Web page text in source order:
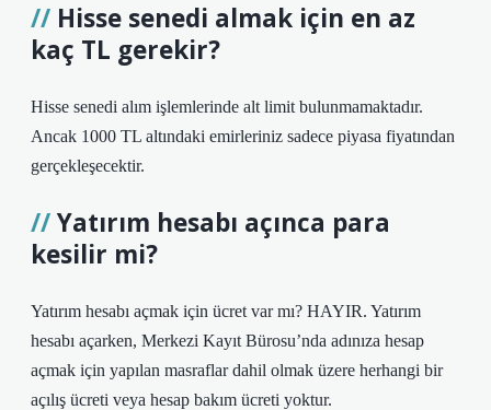
Hisse senedi almak için en az
kaç TL gerekir?
Hisse senedi alım işlemlerinde alt limit bulunmamaktadır.
Ancak 1000 TL altındaki emirleriniz sadece piyasa fiyatından
gerçekleşecektir.
Yatırım hesabı açınca para
kesilir mi?
Yatırım hesabı açmak için ücret var mı? HAYIR. Yatırım
hesabı açarken, Merkezi Kayıt Bürosu’nda adınıza hesap
açmak için yapılan masraflar dahil olmak üzere herhangi bir
açılış ücreti veya hesap bakım ücreti yoktur.